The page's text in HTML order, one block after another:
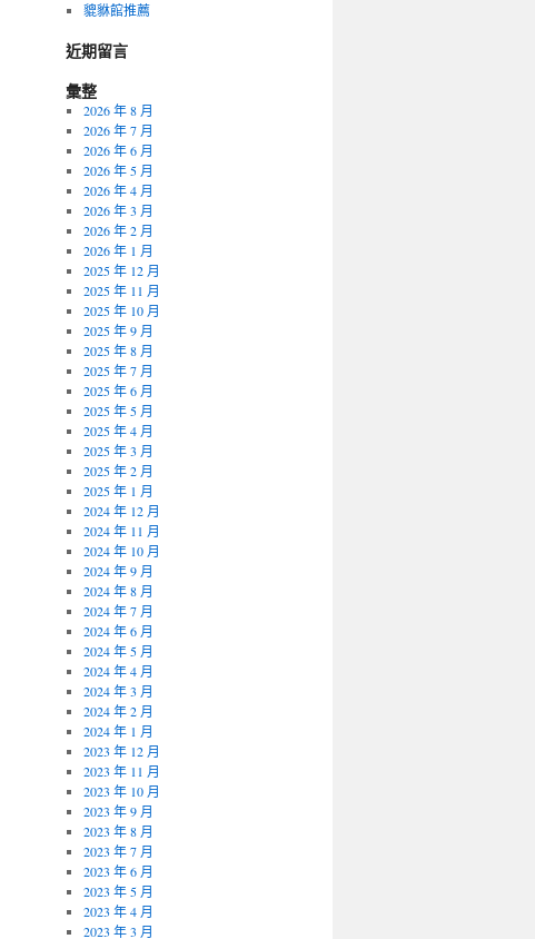
貔貅館推薦
近期留言
彙整
2026 年 8 月
2026 年 7 月
2026 年 6 月
2026 年 5 月
2026 年 4 月
2026 年 3 月
2026 年 2 月
2026 年 1 月
2025 年 12 月
2025 年 11 月
2025 年 10 月
2025 年 9 月
2025 年 8 月
2025 年 7 月
2025 年 6 月
2025 年 5 月
2025 年 4 月
2025 年 3 月
2025 年 2 月
2025 年 1 月
2024 年 12 月
2024 年 11 月
2024 年 10 月
2024 年 9 月
2024 年 8 月
2024 年 7 月
2024 年 6 月
2024 年 5 月
2024 年 4 月
2024 年 3 月
2024 年 2 月
2024 年 1 月
2023 年 12 月
2023 年 11 月
2023 年 10 月
2023 年 9 月
2023 年 8 月
2023 年 7 月
2023 年 6 月
2023 年 5 月
2023 年 4 月
2023 年 3 月